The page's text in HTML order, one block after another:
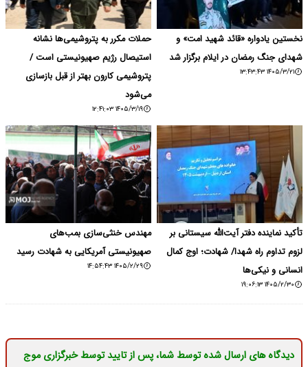
نخستین یادواره «قائد شهید امت» و
شهدای جنگ رمضان در ایلام برگزار شد
۱۴۰۵/۳/۲۱ ۱۳:۴۳:۴۳
حملات مکرر به پتروشیمی‌ها نشانه
استیصال رژیم صهیونیستی است /
پتروشیمی کارون بهتر از قبل بازسازی
می‌شود
۱۴۰۵/۳/۱۹ ۱۲:۴۱:۰۳
تأکید نماینده دفتر آیت‌الله سیستانی بر
لزوم تداوم راه شهدا/ شهادت؛ اوج کمال
انسانی و نیکی‌ها
۱۴۰۵/۲/۳۰ ۱۹:۰۶:۱۳
مهندس خنثی‌سازی بمب‌های
صهیونیستی آمریکایی به شهادت رسید
۱۴۰۵/۲/۲۹ ۱۴:۵۴:۴۳
دیدگاه های ارسال شده توسط شما، پس از تایید توسط خبرگزاری موج